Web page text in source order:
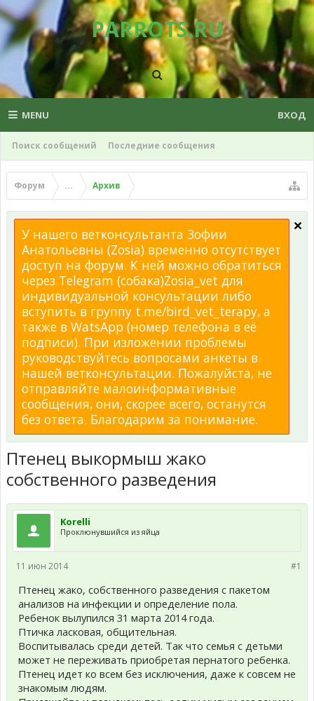
PARROTS.RU
MENU
Поиск сообщений Последние сообщения
ВХОД
Форум ... Архив
У нашего ветконсультанта Зофии
Анатольевны (Zosia) временно отсутствует
доступ на форум. К ней можно обратиться
через Telegram (собака)Zosia_vet для
индивидуальной консультации либо
вступить в группу t.me/bird_vet_terapy, а
также в WatsApp (номер телефона в её
подписи). При изложении проблемы
руководствуйтесь вопросами анкеты в
нашей ветконсультации. Пожалуйста, не
отправляйте малоинформативные
сообщения, они, скорее всего, останутся
без ответа. Благодарим за понимание.
Птенец выкормыш жако
собственного разведения
Korelli
Проклюнувшийся из яйца
#1
11 июн 2014
Птенец жако, собственного разведения с пакетом
анализов на инфекции и определение пола.
Ребенок вылупился 31 марта 2014 года.
Птичка ласковая, общительная.
Воспитывалась среди детей. Так что семья с детьми
может не переживать приобретая пернатого ребенка.
Птенец идет ко всем без исключения, даже к совсем не
знакомым людям.